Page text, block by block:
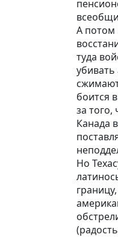
А потом
туда
боится
за того,
Канада
Но